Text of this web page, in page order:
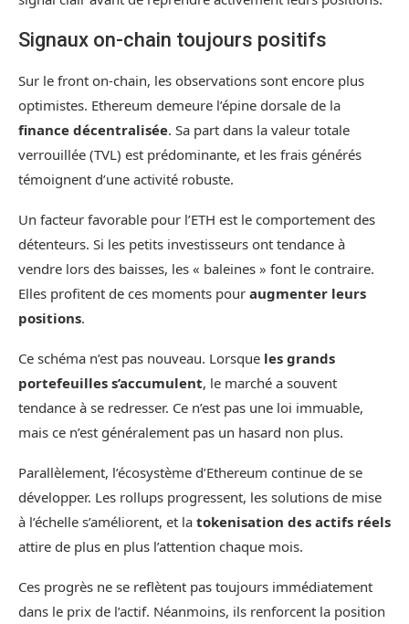
Signaux on-chain toujours positifs
Sur le front on-chain, les observations sont encore plus
optimistes. Ethereum demeure l’épine dorsale de la
finance décentralisée. Sa part dans la valeur totale
verrouillée (TVL) est prédominante, et les frais générés
témoignent d’une activité robuste.
Un facteur favorable pour l’ETH est le comportement des
détenteurs. Si les petits investisseurs ont tendance à
vendre lors des baisses, les « baleines » font le contraire.
Elles profitent de ces moments pour augmenter leurs
positions.
Ce schéma n’est pas nouveau. Lorsque les grands
portefeuilles s’accumulent, le marché a souvent
tendance à se redresser. Ce n’est pas une loi immuable,
mais ce n’est généralement pas un hasard non plus.
Parallèlement, l’écosystème d’Ethereum continue de se
développer. Les rollups progressent, les solutions de mise
à l’échelle s’améliorent, et la tokenisation des actifs réels
attire de plus en plus l’attention chaque mois.
Ces progrès ne se reflètent pas toujours immédiatement
dans le prix de l’actif. Néanmoins, ils renforcent la position